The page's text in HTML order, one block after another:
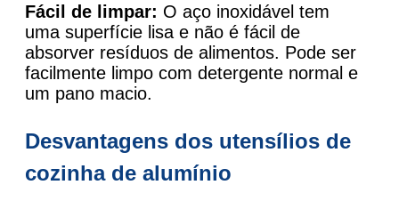
Fácil de limpar: O aço inoxidável tem
uma superfície lisa e não é fácil de
absorver resíduos de alimentos. Pode ser
facilmente limpo com detergente normal e
um pano macio.
Desvantagens dos utensílios de
cozinha de alumínio